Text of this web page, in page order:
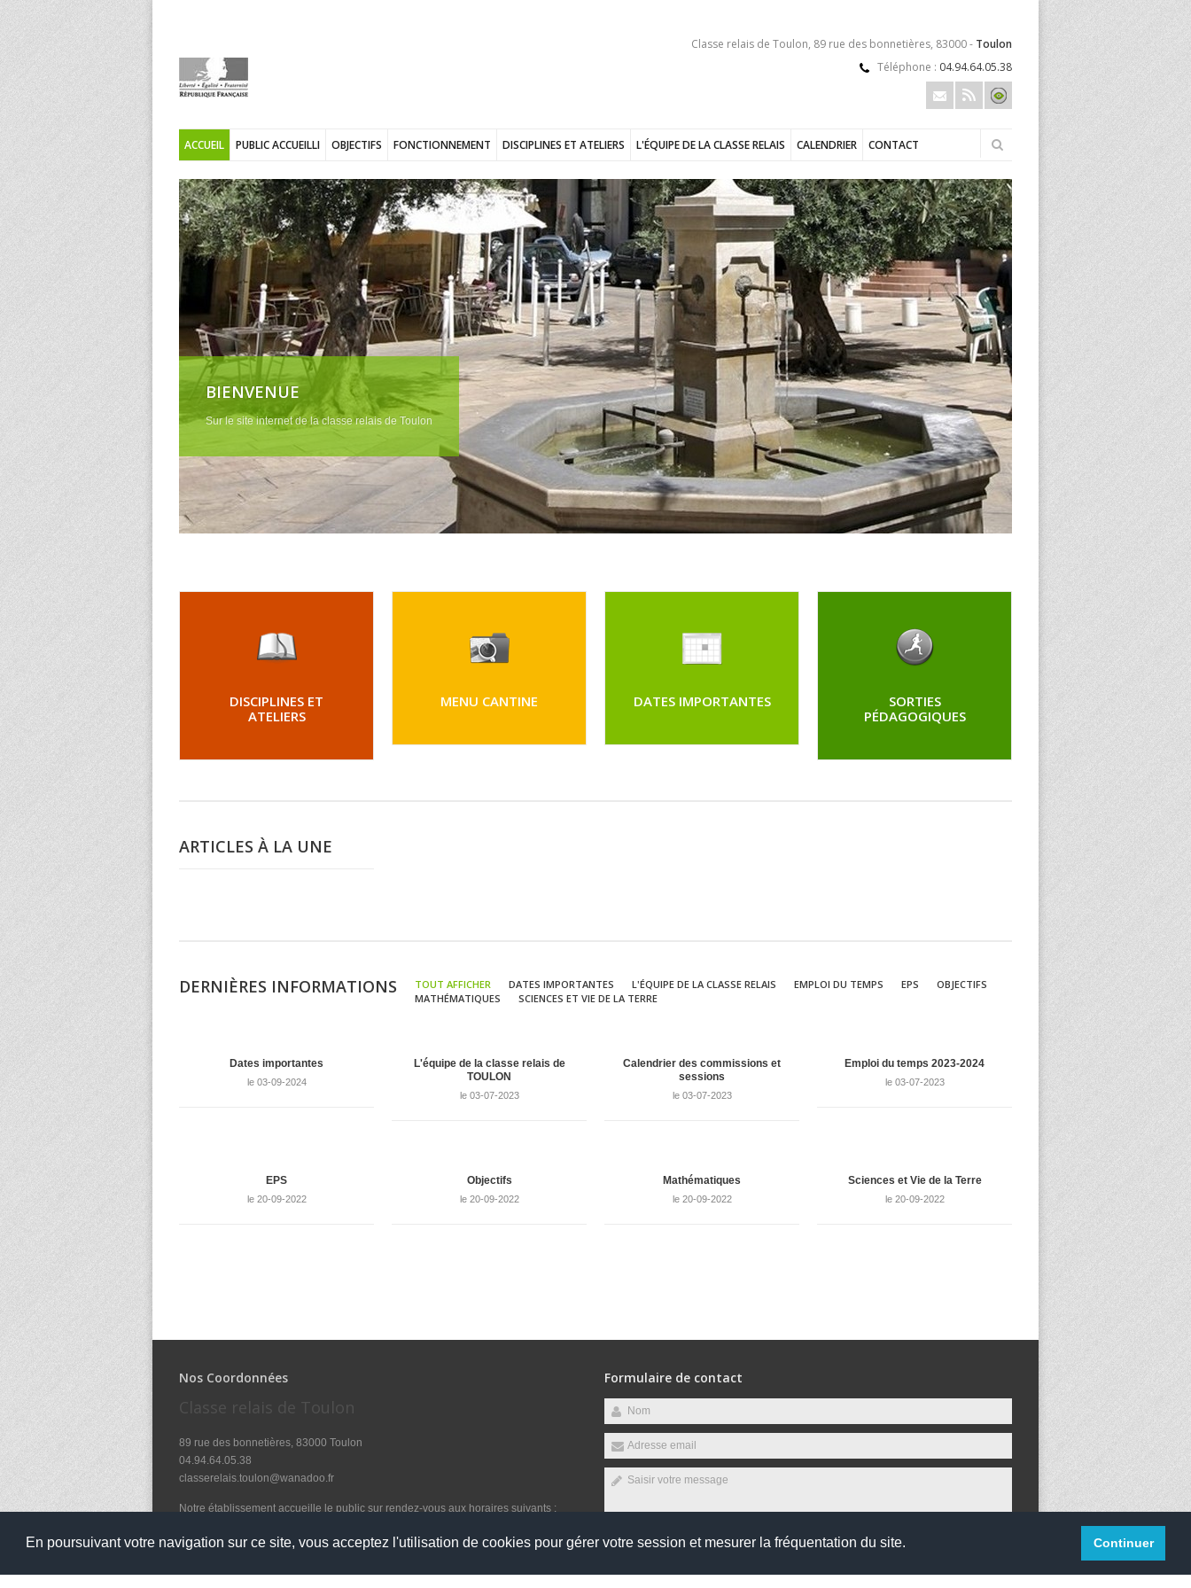
En poursuivant votre navigation sur ce site, vous acceptez l'utilisation de cookies pour gérer votre session et mesurer la fréquentation du site. Continuer
Classe relais de Toulon, 89 rue des bonnetières, 83000 - Toulon
Téléphone : 04.94.64.05.38
ACCUEIL PUBLIC ACCUEILLI OBJECTIFS FONCTIONNEMENT DISCIPLINES ET ATELIERS L'ÉQUIPE DE LA CLASSE RELAIS CALENDRIER CONTACT
BIENVENUE
Sur le site internet de la classe relais de Toulon
DISCIPLINES ET
ATELIERS
MENU CANTINE DATES IMPORTANTES
SORTIES
PÉDAGOGIQUES
ARTICLES À LA UNE
DERNIÈRES INFORMATIONS TOUT AFFICHER DATES IMPORTANTES L'ÉQUIPE DE LA CLASSE RELAIS EMPLOI DU TEMPS EPS
OBJECTIFS
MATHÉMATIQUES
SCIENCES ET VIE DE LA TERRE
Dates importantes
le 03-09-2024
L'équipe de la classe relais de
TOULON
le 03-07-2023
Calendrier des commissions et
sessions
le 03-07-2023
Emploi du temps 2023-2024
le 03-07-2023
EPS
le 20-09-2022
Objectifs
le 20-09-2022
Mathématiques
le 20-09-2022
Sciences et Vie de la Terre
le 20-09-2022
Nos Coordonnées
Classe relais de Toulon
89 rue des bonnetières, 83000 Toulon
04.94.64.05.38
classerelais.toulon@wanadoo.fr
Notre établissement accueille le public sur rendez-vous aux horaires suivants :
et de 9h à 12h le mercredi.
Formulaire de contact
Envoyer